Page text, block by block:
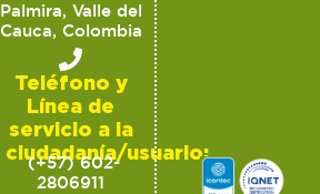
Palmira, Valle del
Cauca, Colombia
Teléfono y
Línea de
servicio a la
ciudadanía/usuario:
(+57) 602-
2806911